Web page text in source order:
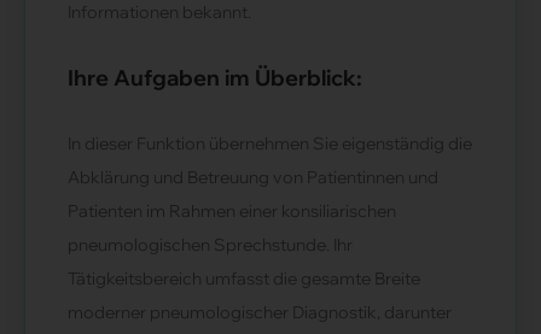
Informationen bekannt.
Ihre Aufgaben im Überblick:
In dieser Funktion übernehmen Sie eigenständig die
Abklärung und Betreuung von Patientinnen und
Patienten im Rahmen einer konsiliarischen
pneumologischen Sprechstunde. Ihr
Tätigkeitsbereich umfasst die gesamte Breite
moderner pneumologischer Diagnostik, darunter